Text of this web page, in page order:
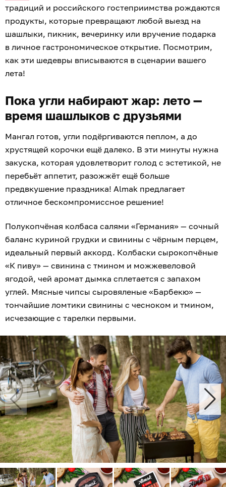
традиций и российского гостеприимства рождаются
продукты, которые превращают любой выезд на
шашлыки, пикник, вечеринку или вручение подарка
в личное гастрономическое открытие. Посмотрим,
как эти шедевры вписываются в сценарии вашего
лета!
Пока угли набирают жар: лето —
время шашлыков с друзьями
Мангал готов, угли подёргиваются пеплом, а до
хрустящей корочки ещё далеко. В эти минуты нужна
закуска, которая удовлетворит голод с эстетикой, не
перебьёт аппетит, разожжёт ещё больше
предвкушение праздника! Almak предлагает
отличное бескомпромиссное решение!
Полукопчёная колбаса салями «Германия» — сочный
баланс куриной грудки и свинины с чёрным перцем,
идеальный первый аккорд. Колбаски сырокопчёные
«К пиву» — свинина с тмином и можжевеловой
ягодой, чей аромат дымка сплетается с запахом
углей. Мясные чипсы сыровяленые «Барбекю» —
тончайшие ломтики свинины с чесноком и тмином,
исчезающие с тарелки первыми.